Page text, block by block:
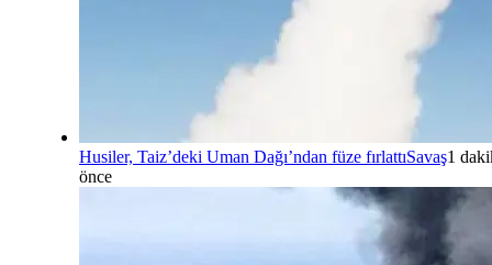
Husiler, Taiz’deki Uman Dağı’ndan füze fırlattıSavaş1
önce